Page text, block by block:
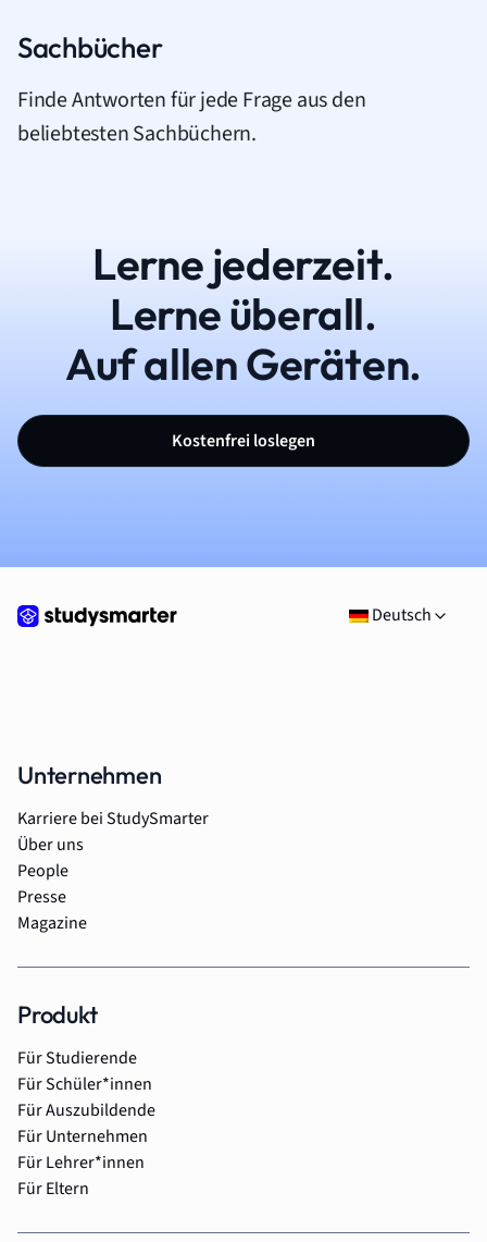
Sachbücher
Finde Antworten für jede Frage aus den
beliebtesten Sachbüchern.
Lerne jederzeit.
Lerne überall.
Auf allen Geräten.
Kostenfrei loslegen
Deutsch
Unternehmen
Karriere bei StudySmarter
Über uns
People
Presse
Magazine
Produkt
Für Studierende
Für Schüler*innen
Für Auszubildende
Für Unternehmen
Für Lehrer*innen
Für Eltern